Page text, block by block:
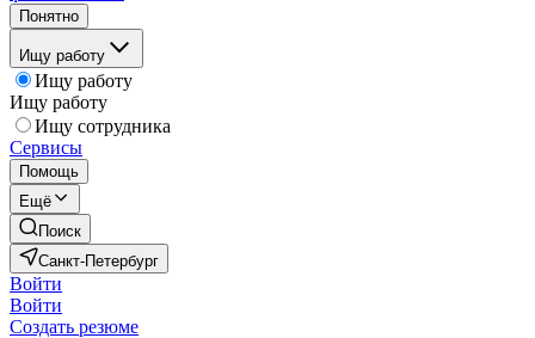
Понятно
Ищу работу
Ищу работу
Ищу работу
Ищу сотрудника
Сервисы
Помощь
Ещё
Поиск
Санкт-Петербург
Войти
Войти
Создать резюме